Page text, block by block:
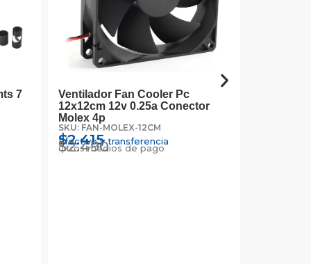
7
Ventilador Fan Cooler Pc
12x12cm 12v 0.25a Conector
Molex 4p
SKU: FAN-MOLEX-12CM
$2.415
Efectivo y transferencia
$2.490
Otros medios de pago